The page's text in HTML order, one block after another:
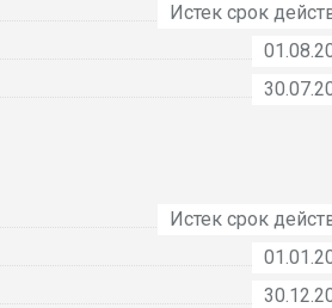
Истек срок
Истек срок